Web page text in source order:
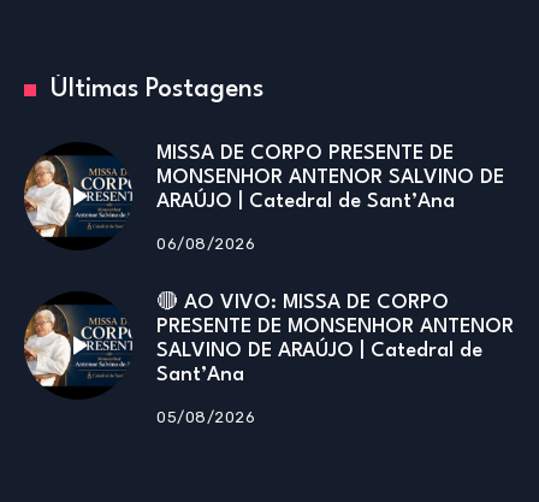
Últimas Postagens
MISSA DE CORPO PRESENTE DE
MONSENHOR ANTENOR SALVINO DE
ARAÚJO | Catedral de Sant’Ana
06/08/2026
🔴 AO VIVO: MISSA DE CORPO
PRESENTE DE MONSENHOR ANTENOR
SALVINO DE ARAÚJO | Catedral de
Sant’Ana
05/08/2026